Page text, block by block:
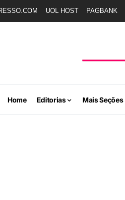
UOL HOST PAGBANK
Home Editorias Mais Seções